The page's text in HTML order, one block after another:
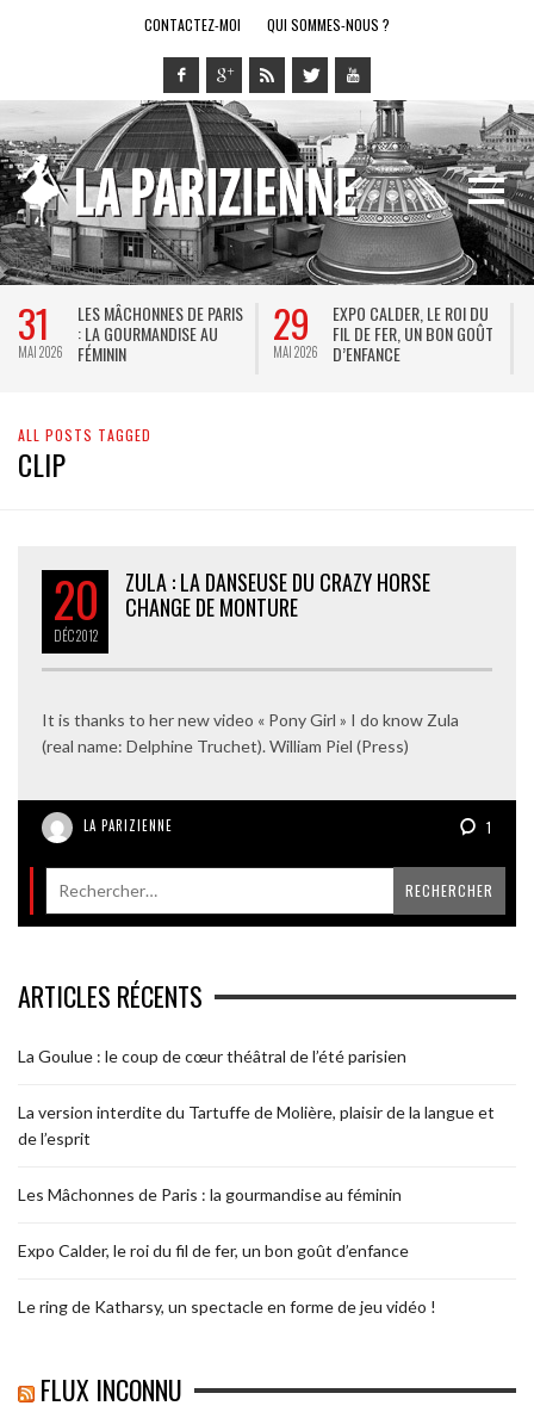
CONTACTEZ-MOI QUI SOMMES-NOUS ?
31
MAI 2026
LES MÂCHONNES DE PARIS
: LA GOURMANDISE AU
FÉMININ
29
MAI 2026
EXPO CALDER, LE ROI DU
FIL DE FER, UN BON GOÛT
D’ENFANCE
ALL POSTS TAGGED
CLIP
20
DÉC2012
ZULA : LA DANSEUSE DU CRAZY HORSE
CHANGE DE MONTURE
It is thanks to her new video « Pony Girl » I do know Zula
(real name: Delphine Truchet). William Piel (Press)
LA PARIZIENNE 1
ARTICLES RÉCENTS
La Goulue : le coup de cœur théâtral de l’été parisien
La version interdite du Tartuffe de Molière, plaisir de la langue et
de l’esprit
Les Mâchonnes de Paris : la gourmandise au féminin
Expo Calder, le roi du fil de fer, un bon goût d’enfance
Le ring de Katharsy, un spectacle en forme de jeu vidéo !
FLUX INCONNU